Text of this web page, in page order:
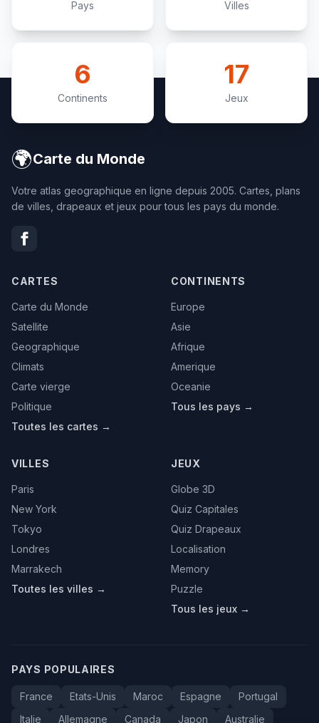
Pays Villes
6
Continents
17
Jeux
🌍Carte du Monde
Votre atlas geographique en ligne depuis 2005. Cartes, plans
de villes, drapeaux et jeux pour tous les pays du monde.
CARTES
Carte du Monde
Satellite
Geographique
Climats
Carte vierge
Politique
Toutes les cartes →
CONTINENTS
Europe
Asie
Afrique
Amerique
Oceanie
Tous les pays →
VILLES
Paris
New York
Tokyo
Londres
Marrakech
Toutes les villes →
JEUX
Globe 3D
Quiz Capitales
Quiz Drapeaux
Localisation
Memory
Puzzle
Tous les jeux →
PAYS POPULAIRES
France Etats-Unis Maroc Espagne
Portugal
Italie
Allemagne Canada Japon Australie